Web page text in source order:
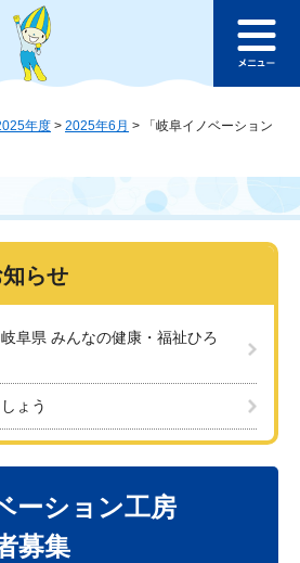
このページの本文へ
ュ
年度 > 2025年6月 >
「岐阜イノベーション
らせ
阜県 みんなの健康・福祉ひろ
ょう
ーション工房
募集